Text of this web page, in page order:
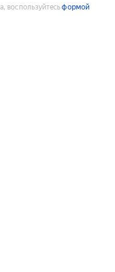
воспользуйтесьформой